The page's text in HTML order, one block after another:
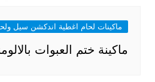
ماكينات لحام اغطية اندكشن سيل
ماكينة ختم العبوات